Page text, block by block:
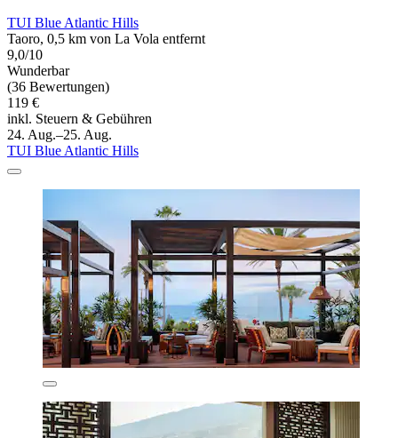
TUI Blue Atlantic Hills
Taoro, 0,5 km von La Vola entfernt
9,0/10
Wunderbar
(36 Bewertungen)
119 €
inkl. Steuern & Gebühren
24. Aug.–25. Aug.
TUI Blue Atlantic Hills